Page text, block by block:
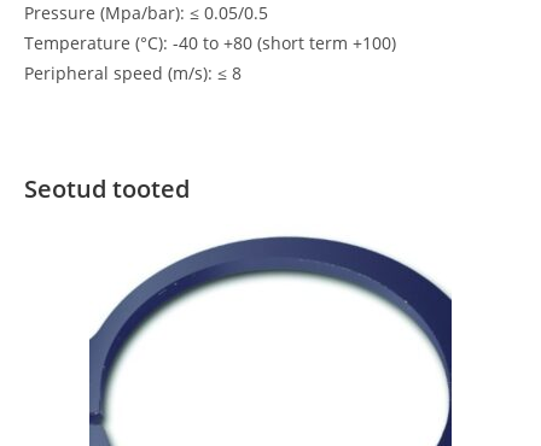
Pressure (Mpa/bar): ≤ 0.05/0.5
Temperature (°C): -40 to +80 (short term +100)
Peripheral speed (m/s): ≤ 8
Seotud tooted